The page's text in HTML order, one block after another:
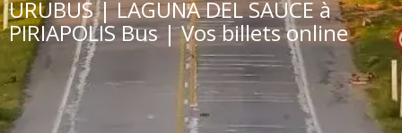
URUBUS | LAGUNA DEL SAUCE à
PIRIAPOLIS Bus | Vos billets online